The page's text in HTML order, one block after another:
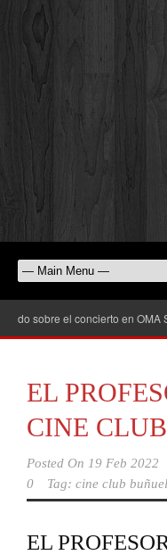
el concierto en OMA Sound
EL
CINE
Posted On 19 Feb 2022
0
Tag: cine club buñuel
EL